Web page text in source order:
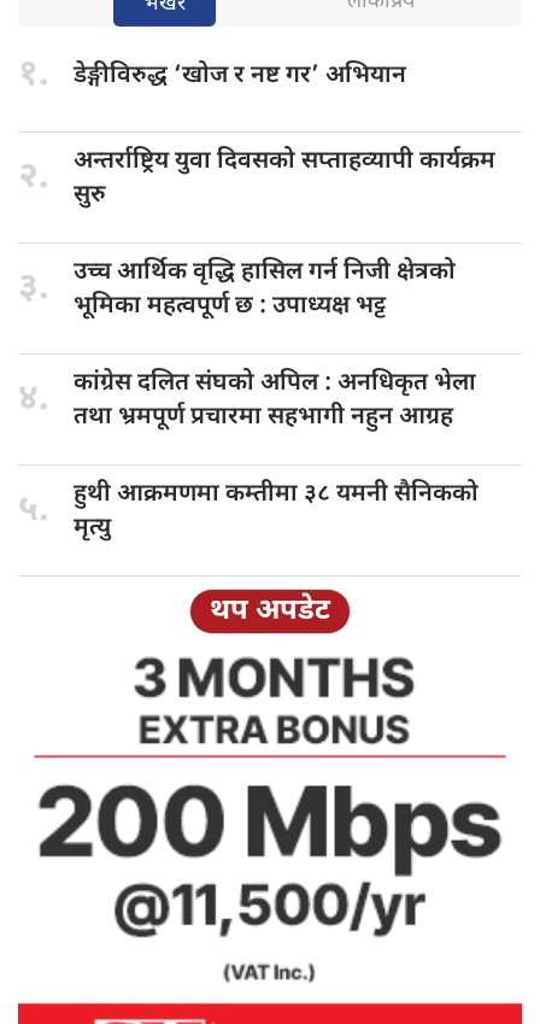
१. डेङ्गीविरुद्ध ‘खोजर नष्ट गर’ अभियान
२. अन्तर्राष्ट्रिय युवादिवसको सप्ताहव्यापी कार्यक्रम
सुरु
३. उच्च आर्थिकवृद्धि हासिल गर्न निजी क्षेत्रको
भूमिका महत्वपूर्ण छ : उपाध्यक्ष भट्ट
४. कांग्रेस दलितसंघको अपिल : अनधिकृत भेला
तथा भ्रमपूर्ण प्रचारमा सहभागी नहुन आग्रह
५. हुथी आक्रमणमाकम्तीमा ३८ यमनी सैनिकको
मृत्यु
थप अपडेट